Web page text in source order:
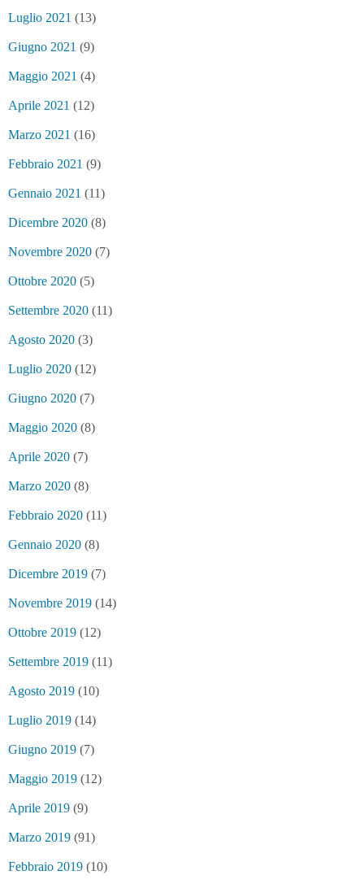
Luglio 2021 (13)
Giugno 2021 (9)
Maggio 2021 (4)
Aprile 2021 (12)
Marzo 2021 (16)
Febbraio 2021 (9)
Gennaio 2021 (11)
Dicembre 2020 (8)
Novembre 2020 (7)
Ottobre 2020 (5)
Settembre 2020 (11)
Agosto 2020 (3)
Luglio 2020 (12)
Giugno 2020 (7)
Maggio 2020 (8)
Aprile 2020 (7)
Marzo 2020 (8)
Febbraio 2020 (11)
Gennaio 2020 (8)
Dicembre 2019 (7)
Novembre 2019 (14)
Ottobre 2019 (12)
Settembre 2019 (11)
Agosto 2019 (10)
Luglio 2019 (14)
Giugno 2019 (7)
Maggio 2019 (12)
Aprile 2019 (9)
Marzo 2019 (91)
Febbraio 2019 (10)